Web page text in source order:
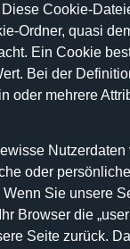
Cookie-
Ordner, quasi
Ein Cookie
Bei der
oder mehrere
Nutzerdaten
oder persönliche
Sie unsere
Browser die
Seite zurück.